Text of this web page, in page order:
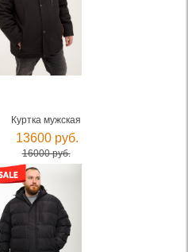
Куртка мужская
13600 руб.
16000 руб.